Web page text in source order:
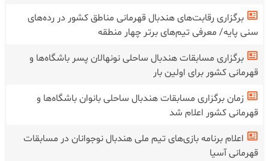
برگزاری رقابت‌های هندبال قهرمانی مناطق کشور در رده‌های
سنی پایه/ معرفی تیم‌های برتر چهار منطقه
برگزاری مسابقات هندبال ساحلی نونهالان پسر باشگاه‌ها و
قهرمانی کشور برای اولین بار
زمان برگزاری مسابقات هندبال ساحلی بانوان باشگاه‌ها و
قهرمانی کشور اعلام شد
اعلام برنامه بازی‌های تیم ملی هندبال نوجوانان در مسابقات
قهرمانی آسیا